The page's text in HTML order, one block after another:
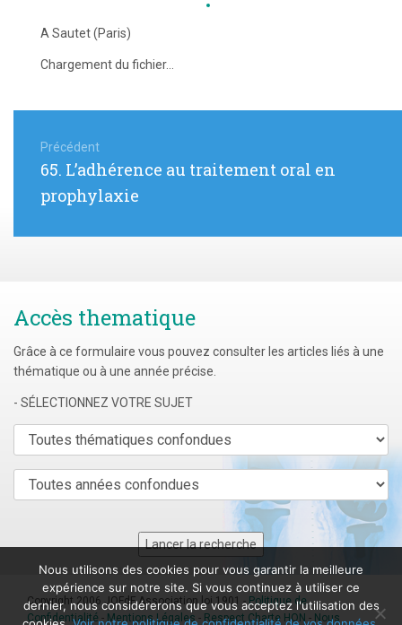
A Sautet (Paris)
Chargement du fichier...
de
l’article
Précédent
Article
:
65. L’adhérence au traitement oral en
prophylaxie
Accès thematique
Grâce à ce formulaire vous pouvez consulter les articles liés à une
thématique ou à une année précise.
- SÉLECTIONNEZ VOTRE SUJET
Nous utilisons des cookies pour vous garantir la meilleure
expérience sur notre site. Si vous continuez à utiliser ce
dernier, nous considérerons que vous acceptez l'utilisation des
Copyright 2006 JOFdF Association loi 1901 -Politique de
Confidentialité - Mentions Légales - Respect Charte HON - Nous